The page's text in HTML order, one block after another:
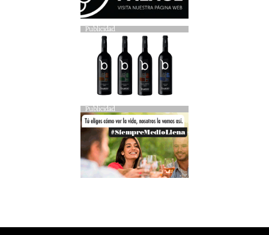
Publicidad
Publicidad